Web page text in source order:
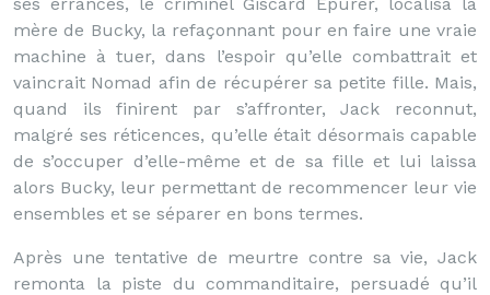
mère de Bucky, la refaçonnant pour en faire une vraie
machine à tuer, dans l’espoir qu’elle combattrait et
vaincrait Nomad afin de récupérer sa petite fille. Mais,
quand ils finirent par s’affronter, Jack reconnut,
malgré ses réticences, qu’elle était désormais capable
de s’occuper d’elle-même et de sa fille et lui laissa
alors Bucky, leur permettant de recommencer leur vie
ensembles et se séparer en bons termes.
Après une tentative de meurtre contre sa vie, Jack
remonta la piste du commanditaire, persuadé qu’il